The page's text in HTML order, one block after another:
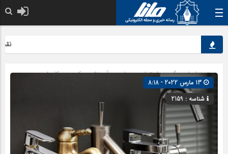
نقش
صفحه اصلی» گروه »اجتماعی»علمی و آموزشی»کسب و کارها
شناسه : 2159